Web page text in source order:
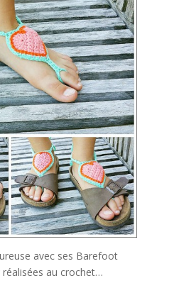
avec ses Barefoot
au crochet…